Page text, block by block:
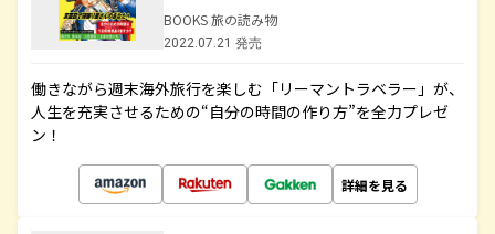
BOOKS 旅の読み物
2022.07.21 発売
働きながら週末海外旅行を楽しむ「リーマントラベラー」が、
人生を充実させるための“自分の時間の作り方”を全力プレゼ
ン！
詳細を見る